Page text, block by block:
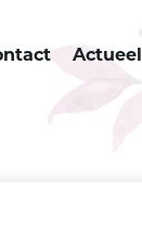
Actueel